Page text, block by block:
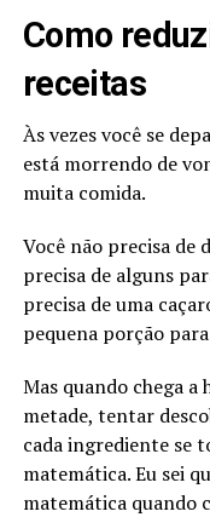
Como
receitas
Às vezes você se
está morrendo de
muita comida.
Você não precisa de
precisa de alguns
precisa de uma
pequena porção
Mas quando chega
metade, tentar
cada ingrediente se
matemática. Eu sei
matemática quando